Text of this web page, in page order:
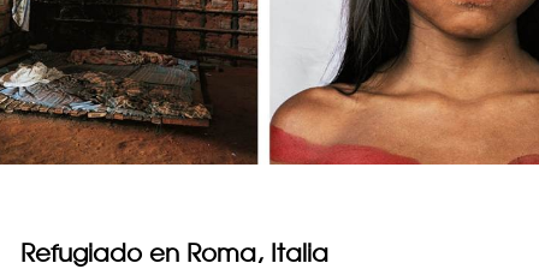
Refugiado en Roma, Italia